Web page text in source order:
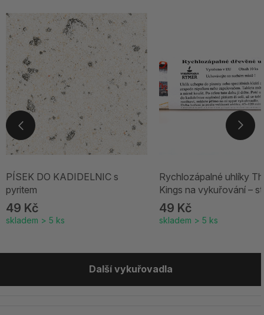
PÍSEK DO KADIDELNIC s
pyritem
49 Kč
skladem > 5 ks
Rychlozápalné uhlíky
Kings na vykuřování –
49 Kč
skladem > 5 ks
Další vykuřovadla